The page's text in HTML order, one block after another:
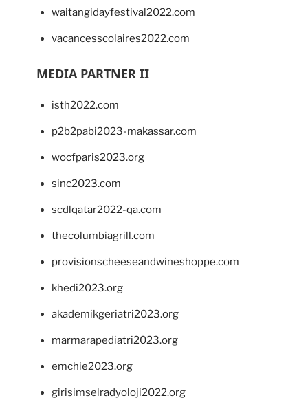
waitangidayfestival2022.com
vacancesscolaires2022.com
MEDIA PARTNER II
isth2022.com
p2b2pabi2023-makassar.com
wocfparis2023.org
sinc2023.com
scdlqatar2022-qa.com
thecolumbiagrill.com
provisionscheeseandwineshoppe.com
khedi2023.org
akademikgeriatri2023.org
marmarapediatri2023.org
emchie2023.org
girisimselradyoloji2022.org